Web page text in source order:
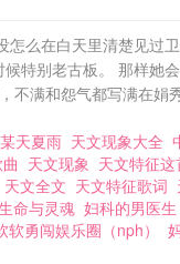
么在白天里清楚见
特别老古板。 那样
满和怨气都写满在
天夏雨 天文现象大全
天文现象 天文特征
天文全文 天文特征歌词
命与灵魂 妇科的男医生
软勇闯娱乐圈（nph）